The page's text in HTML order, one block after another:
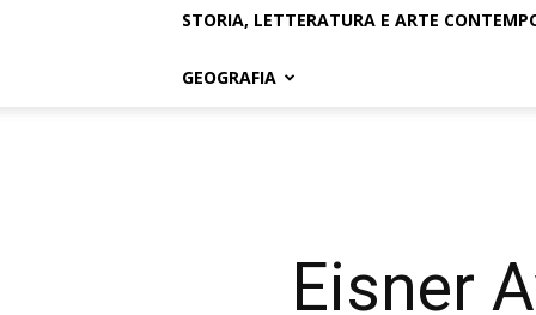
STORIA, LETTERATURA E ARTE
GEOGRAFIA
Eisner